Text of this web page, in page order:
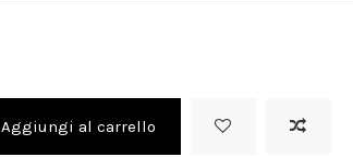
Aggiungi al carrello